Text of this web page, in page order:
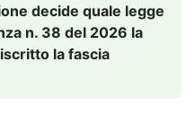
decide quale legge
n. 38 del 2026 la
la fascia